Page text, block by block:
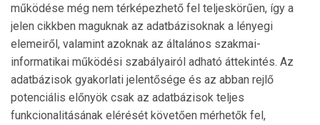
működése még nem térké­pez­hető fel teljeskörűen, így a
jelen cikkben ma­guknak az adatbázisoknak a lényegi
elemeiről, valamint azoknak az általános szakmai-
informatikai működési sza­bályairól adható áttekintés. Az
adatbázisok gyakorlati jelentősége és az abban rejlő
potenciális előnyök csak az adatbázisok teljes
funkcionalitásának elérését követően mérhe­tők fel,